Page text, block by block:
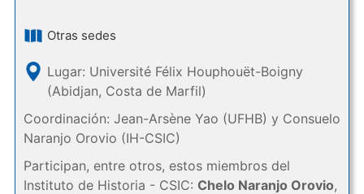
Otras sedes
Lugar: Université Félix Houphouët-Boigny
(Abidjan, Costa de Marfil)
Coordinación: Jean-Arsène Yao (UFHB) y Consuelo
Naranjo Orovio (IH-CSIC)
Participan, entre otros, estos miembros del
Instituto de Historia - CSIC: Chelo Naranjo Orovio,